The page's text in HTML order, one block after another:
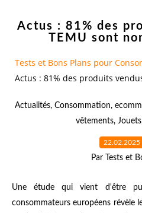
Actus : 81% des
TEMU sont
Tests et Bons Plans pour
Actus : 81% des produits
Actualités, Consommation,
vêtements, Jouets
22.02.2025
Par Tests et
Une étude qui vient d'être
consommateurs européens révèle